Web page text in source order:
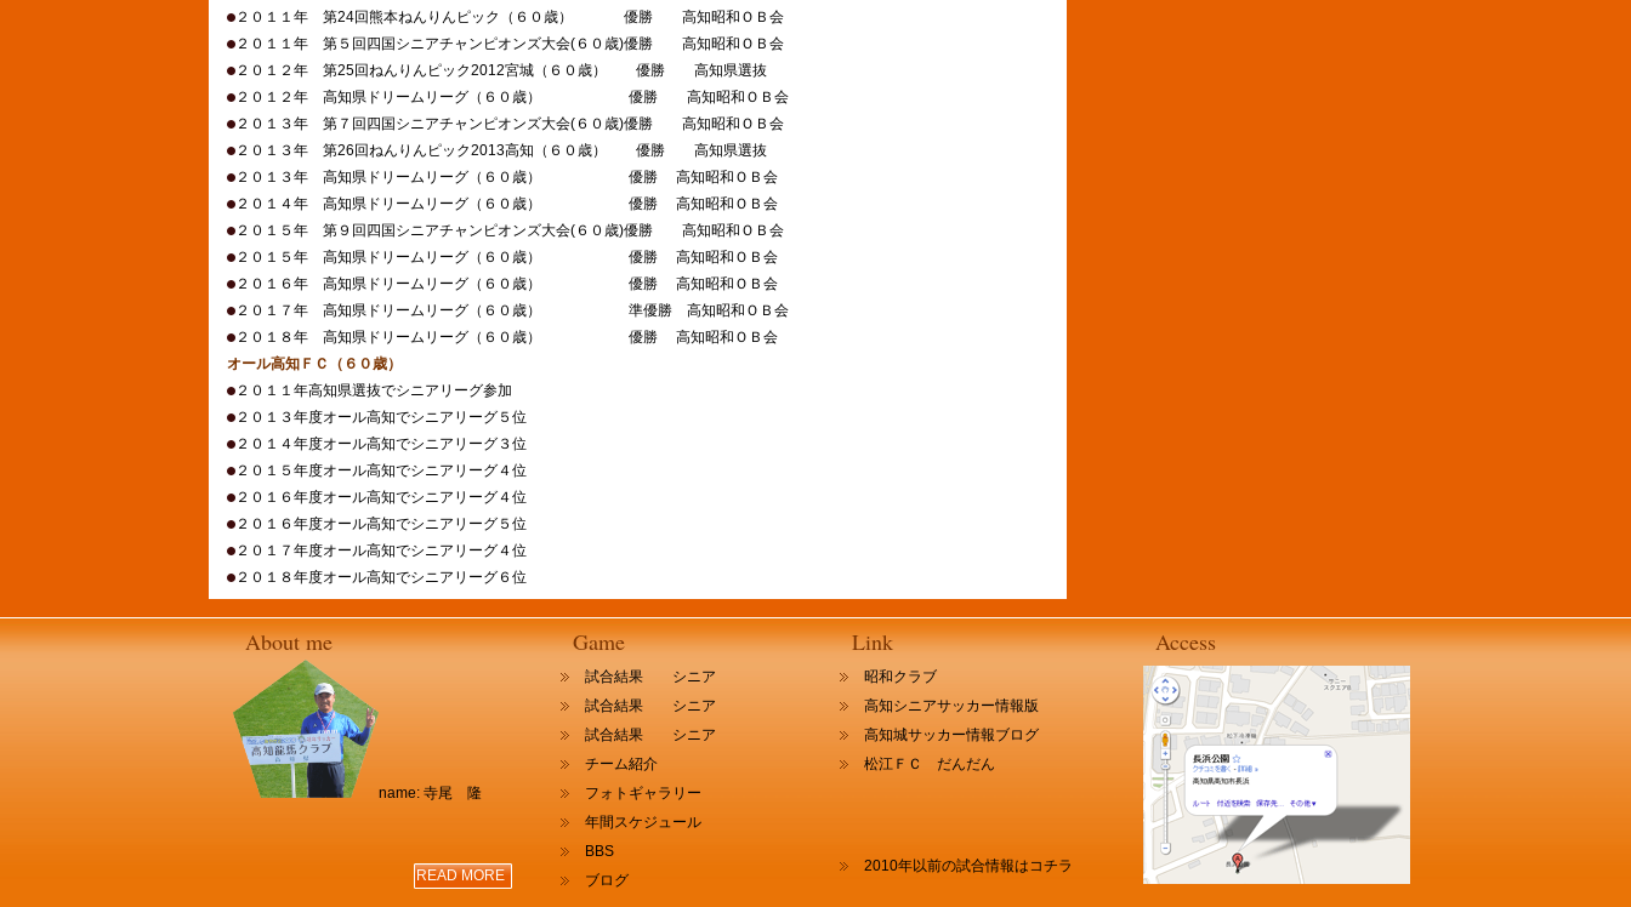
２０１１年 第24回熊本ねんりんピック（６０歳） 優勝 高知昭和ＯＢ会
２０１１年 第５回四国シニアチャンピオンズ大会(６０歳)優勝 高知昭和ＯＢ会
２０１２年 第25回ねんりんピック2012宮城（６０歳） 優勝 高知県選抜
２０１２年 高知県ドリームリーグ（６０歳） 優勝 高知昭和ＯＢ会
２０１３年 第７回四国シニアチャンピオンズ大会(６０歳)優勝 高知昭和ＯＢ会
２０１３年 第26回ねんりんピック2013高知（６０歳） 優勝 高知県選抜
２０１３年 高知県ドリームリーグ（６０歳） 優勝 高知昭和ＯＢ会
２０１４年 高知県ドリームリーグ（６０歳） 優勝 高知昭和ＯＢ会
２０１５年 第９回四国シニアチャンピオンズ大会(６０歳)優勝 高知昭和ＯＢ会
２０１５年 高知県ドリームリーグ（６０歳） 優勝 高知昭和ＯＢ会
２０１６年 高知県ドリームリーグ（６０歳） 優勝 高知昭和ＯＢ会
２０１７年 高知県ドリームリーグ（６０歳） 準優勝 高知昭和ＯＢ会
２０１８年 高知県ドリームリーグ（６０歳） 優勝 高知昭和ＯＢ会
オール高知ＦＣ（６０歳）
２０１１年高知県選抜でシニアリーグ参加
２０１３年度オール高知でシニアリーグ５位
２０１４年度オール高知でシニアリーグ３位
２０１５年度オール高知でシニアリーグ４位
２０１６年度オール高知でシニアリーグ４位
２０１６年度オール高知でシニアリーグ５位
２０１７年度オール高知でシニアリーグ４位
２０１８年度オール高知でシニアリーグ６位
About me
name: 寺尾 隆
READ MORE
Game
試合結果 シニア
試合結果 シニア
試合結果 シニア
チーム紹介
フォトギャラリー
年間スケジュール
BBS
ブログ
Link
昭和クラブ
高知シニアサッカー情報版
高知城サッカー情報ブログ
松江ＦＣ だんだん
2010年以前の試合情報はコチラ
Access